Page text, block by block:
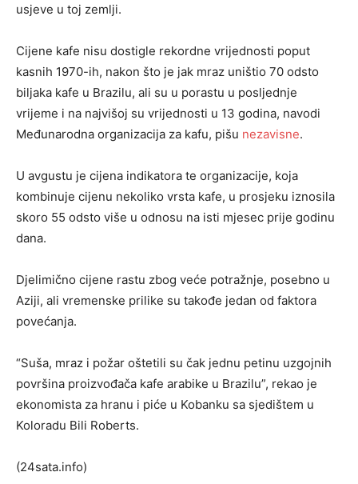
usjeve u toj zemlji.
Cijene kafe nisu dostigle rekordne vrijednosti poput
kasnih 1970-ih, nakon što je jak mraz uništio 70 odsto
biljaka kafe u Brazilu, ali su u porastu u posljednje
vrijeme i na najvišoj su vrijednosti u 13 godina, navodi
Međunarodna organizacija za kafu, pišu nezavisne.
U avgustu je cijena indikatora te organizacije, koja
kombinuje cijenu nekoliko vrsta kafe, u prosjeku iznosila
skoro 55 odsto više u odnosu na isti mjesec prije godinu
dana.
Djelimično cijene rastu zbog veće potražnje, posebno u
Aziji, ali vremenske prilike su takođe jedan od faktora
povećanja.
“Suša, mraz i požar oštetili su čak jednu petinu uzgojnih
površina proizvođača kafe arabike u Brazilu”, rekao je
ekonomista za hranu i piće u Kobanku sa sjedištem u
Koloradu Bili Roberts.
(24sata.info)